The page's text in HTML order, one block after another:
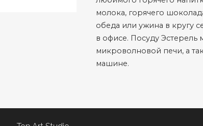
молока, горячего
обеда или ужина в кругу
в офисе. Посуду Эстерель
микроволновой печи, а
машине.